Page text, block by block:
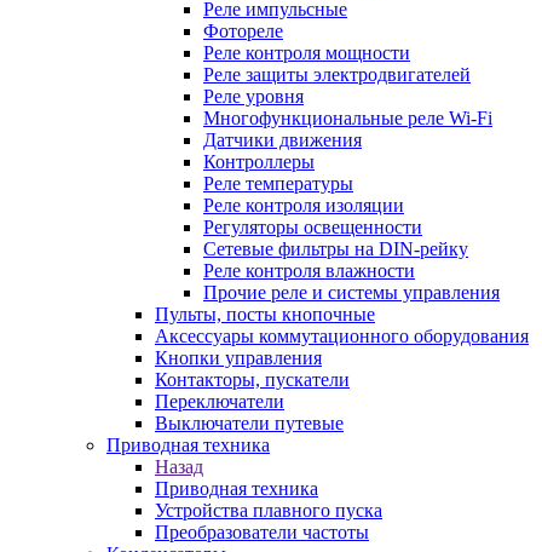
Реле импульсные
Фотореле
Реле контроля мощности
Реле защиты электродвигателей
Реле уровня
Многофункциональные реле Wi-Fi
Датчики движения
Контроллеры
Реле температуры
Реле контроля изоляции
Регуляторы освещенности
Сетевые фильтры на DIN-рейку
Реле контроля влажности
Прочие реле и системы управления
Пульты, посты кнопочные
Аксессуары коммутационного оборудования
Кнопки управления
Контакторы, пускатели
Переключатели
Выключатели путевые
Приводная техника
Назад
Приводная техника
Устройства плавного пуска
Преобразователи частоты